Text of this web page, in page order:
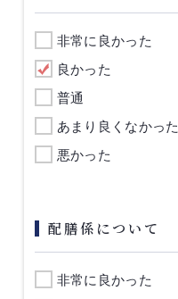
非常に良かった
良かった
普通
あまり良くなかった
悪かった
配膳係について
非常に良かった